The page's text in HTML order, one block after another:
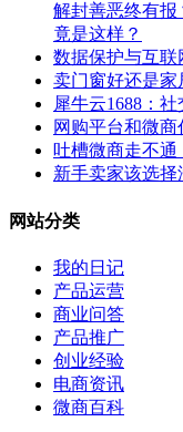
解封善恶终有报
竟是这样？
数据保护与互联
卖门窗好还是家
犀牛云1688：
网购平台和微
吐槽微商走不通
新手卖家该选择
网站分类
我的日记
产品运营
商业问答
产品推广
创业经验
电商资讯
微商百科